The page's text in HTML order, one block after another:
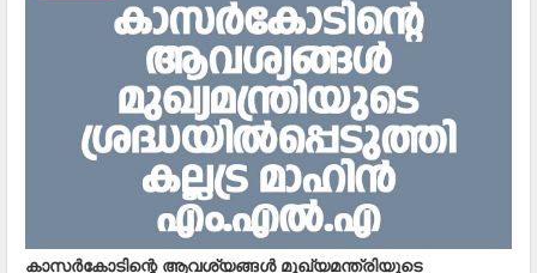
കാസര്‍കോടിന്റെ ആവശ്യങ്ങള്‍ മുഖ്യമന്ത്രിയുടെ